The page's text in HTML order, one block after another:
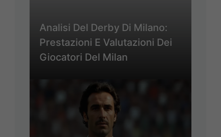
Analisi Del Derby Di Milano:
Prestazioni E Valutazioni Dei
Giocatori Del Milan